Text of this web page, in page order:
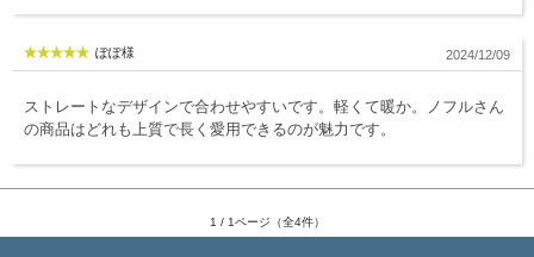
実店舗のご案内
FOLLOW US ON
ぽぽ様 2024/12/09
ストレートなデザインで合わせやすいです。軽くて暖か。ノフルさん
の商品はどれも上質で長く愛用できるのが魅力です。
1 / 1ページ（全4件）